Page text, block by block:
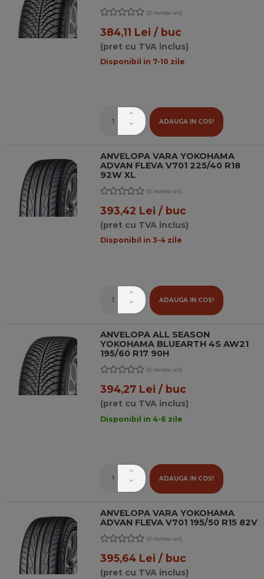
(0 review-uri)
384,11 Lei / buc
(pret cu TVA inclus)
Disponibil in 7-10 zile
ADAUGA IN COS!
ANVELOPA VARA YOKOHAMA
ADVAN FLEVA V701 225/40 R18
92W XL
(0 review-uri)
393,42 Lei / buc
(pret cu TVA inclus)
Disponibil in 3-4 zile
ADAUGA IN COS!
ANVELOPA ALL SEASON
YOKOHAMA BLUEARTH 4S AW21
195/60 R17 90H
(0 review-uri)
394,27 Lei / buc
(pret cu TVA inclus)
Disponibil in 4-6 zile
ADAUGA IN COS!
ANVELOPA VARA YOKOHAMA
ADVAN FLEVA V701 195/50 R15 82V
(0 review-uri)
395,64 Lei / buc
(pret cu TVA inclus)